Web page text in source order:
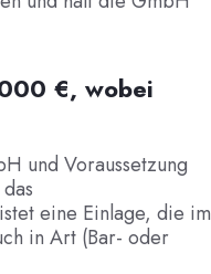
€, wobei
und Voraussetzung
eine Einlage, die im
in Art (Bar- oder